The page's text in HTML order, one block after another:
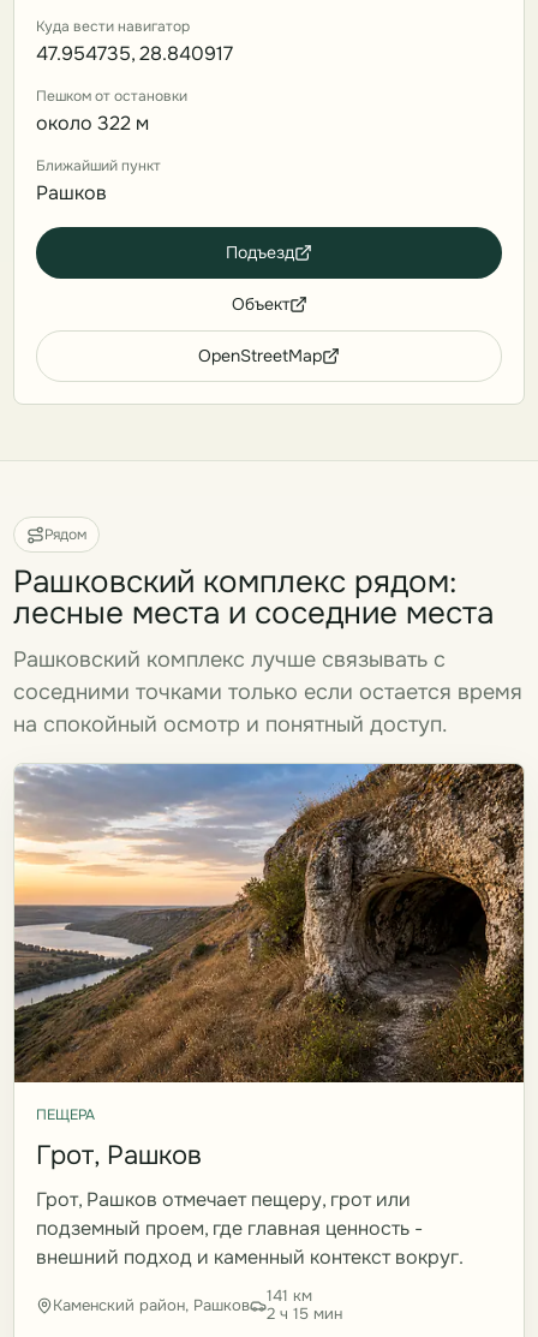
Куда вести навигатор
47.954735, 28.840917
Пешком от остановки
около 322 м
Ближайший пункт
Рашков
Подъезд
Объект
OpenStreetMap
Рядом
Рашковский комплекс рядом:
лесные места и соседние места
Рашковский комплекс лучше связывать с
соседними точками только если остается время
на спокойный осмотр и понятный доступ.
ПЕЩЕРА
Грот, Рашков
Грот, Рашков отмечает пещеру, грот или
подземный проем, где главная ценность -
внешний подход и каменный контекст вокруг.
Каменский район, Рашков
141 км
2 ч 15 мин